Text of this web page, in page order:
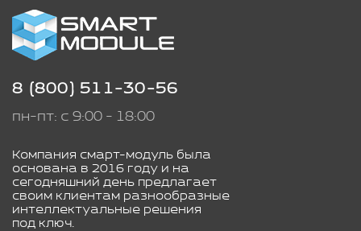
8 (800) 511-30-56
пн-пт: с 9:00 - 18:00
Компания смарт-модуль была
основана в 2016 году и на
сегодняшний день предлагает
своим клиентам разнообразные
интеллектуальные решения
под ключ.